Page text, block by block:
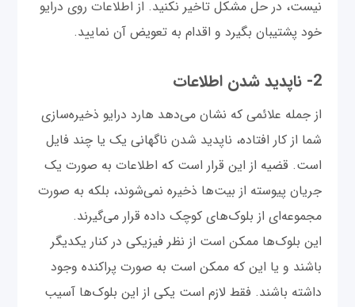
نیست، در حل مشکل تاخیر نکنید. از اطلاعات روی درایو
خود پشتیبان بگیرد و اقدام به تعویض آن نمایید.
2- ناپدید شدن اطلاعات
از جمله علائمی که نشان می‌دهد هارد درایو ذخیره‌سازی
شما از کار افتاده، ناپدید شدن ناگهانی یک یا چند فایل
است. قضیه از این قرار است که اطلاعات به صورت یک
جریان پیوسته از بیت‌ها ذخیره نمی‌شوند، بلکه به صورت
مجموعه‌ای از بلوک‌های کوچک داده قرار می‌گیرند.
این بلوک‌ها ممکن‌ است از نظر فیزیکی در کنار یکدیگر
باشند و یا این که ممکن است به صورت پراکنده وجود
داشته باشند. فقط لازم است یکی از این بلوک‌ها آسیب